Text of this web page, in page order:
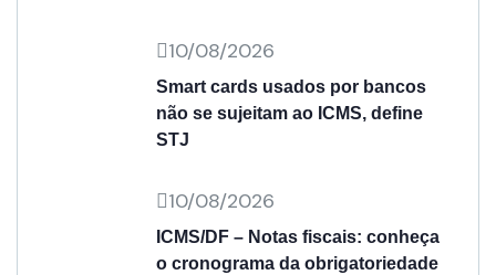
10/08/2026
Smart cards usados por bancos
não se sujeitam ao ICMS, define
STJ
10/08/2026
ICMS/DF – Notas fiscais: conheça
o cronograma da obrigatoriedade